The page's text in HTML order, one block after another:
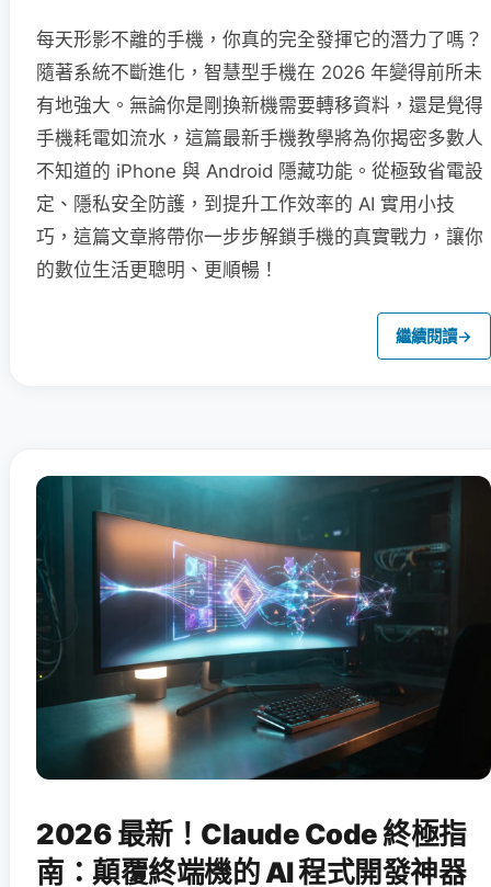
每天形影不離的手機，你真的完全發揮它的潛力了嗎？
隨著系統不斷進化，智慧型手機在 2026 年變得前所未
有地強大。無論你是剛換新機需要轉移資料，還是覺得
手機耗電如流水，這篇最新手機教學將為你揭密多數人
不知道的 iPhone 與 Android 隱藏功能。從極致省電設
定、隱私安全防護，到提升工作效率的 AI 實用小技
巧，這篇文章將帶你一步步解鎖手機的真實戰力，讓你
的數位生活更聰明、更順暢！
繼續閱讀→
2026 最新！Claude Code 終極指
南：顛覆終端機的 AI 程式開發神器